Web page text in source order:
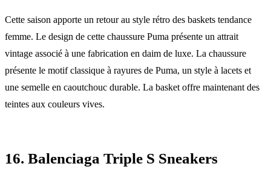
Cette saison apporte un retour au style rétro des baskets tendance
femme. Le design de cette chaussure Puma présente un attrait
vintage associé à une fabrication en daim de luxe. La chaussure
présente le motif classique à rayures de Puma, un style à lacets et
une semelle en caoutchouc durable. La basket offre maintenant des
teintes aux couleurs vives.
16. Balenciaga Triple S Sneakers